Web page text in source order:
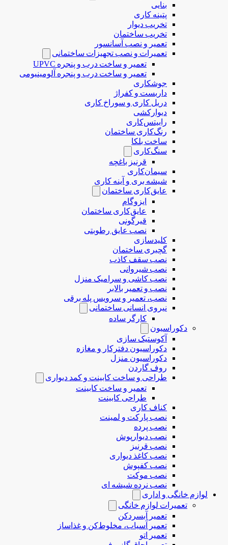
بنایی
پتینه کاری
تخریب دیوار
تخریب ساختمان
تعمیر و نصب آسانسور
تعمیرات و نصب تجهیزات ساختمانی
تعمیر و ساخت درب و پنجره UPVC
تعمیر و ساخت درب و پنجره آلومینیومی
جوشکاری
داربست و کفراژ
دریل کاری و سوراخ کاری
دیوارکشی
رابیتس‌کاری
رنگ‌کاری ساختمان
ساخت بلکا
سنگ‌کاری
قرنیز باغچه
سیمان‌کاری
شیشه بری و آینه کاری
عایق‌کاری ساختمان
ایزوگام
عایق‌کاری ساختمان
قیرگونی
نصب عایق رطوبتی
کلیدسازی
گچبری ساختمان
نصب سقف کاذب
نصب شیروانی
نصب کاشی و سرامیک منزل
نصب و تعمیر بالابر
نصب، تعمیر و سرویس پله برقی
نیروی انسانی ساختمانی
کارگر ساده
دکوراسیون
آکوستیک سازی
دکوراسیون دفترکار و مغازه
دکوراسیون منزل
روف گاردن
طراحی و ساخت کابینت و کمد دیواری
تعمیر و ساخت کابینت
طراحی کابینت
کناف کاری
نصب پارکت و لمینت
نصب پرده
نصب دیوارپوش
نصب قرنیز
نصب کاغذ دیواری
نصب کفپوش
نصب موکت
نصب نرده شیشه ای
لوازم خانگی و اداری
تعمیرات لوازم خانگی
تعمیر آبسردکن
تعمیر آسیاب، مخلوط‌کن و غذاساز
تعمیر اتو